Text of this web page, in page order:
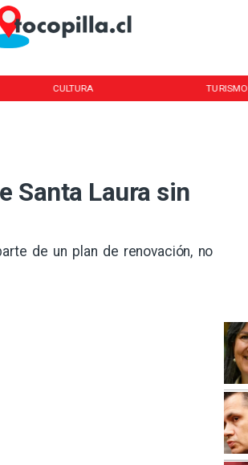
CULTURA TURISMO
Santa Laura sin
de un plan de renovación, no